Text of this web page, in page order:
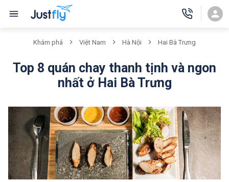
Khám phá Việt Nam Hà Nội Hai Bà Trưng
Top 8 quán chay thanh tịnh và ngon
nhất ở Hai Bà Trưng